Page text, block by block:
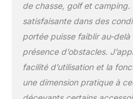
Conçu pour résister
extérieures, y compris
conditions
construction robuste
intuitif en font un outil
amateurs de plein air.
Design】Compacte et
de chasse, golf et
satisfaisante dans des
portée puisse faiblir au-
présence d’obstacles.
facilité d’utilisation et la
une dimension pratique à